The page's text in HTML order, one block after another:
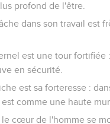
profond de l'être.
dans son travail est
est une tour fortifiée
en sécurité.
est sa forteresse :
comme une haute
cœur de l'homme se